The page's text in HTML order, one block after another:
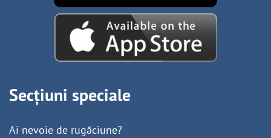
Secțiuni speciale
Ai nevoie de rugăciune?